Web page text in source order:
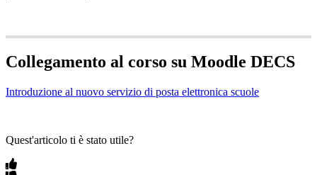
Collegamento al corso su Moodle DECS
Introduzione al nuovo servizio di posta elettronica scuole
Quest'articolo ti è stato utile?